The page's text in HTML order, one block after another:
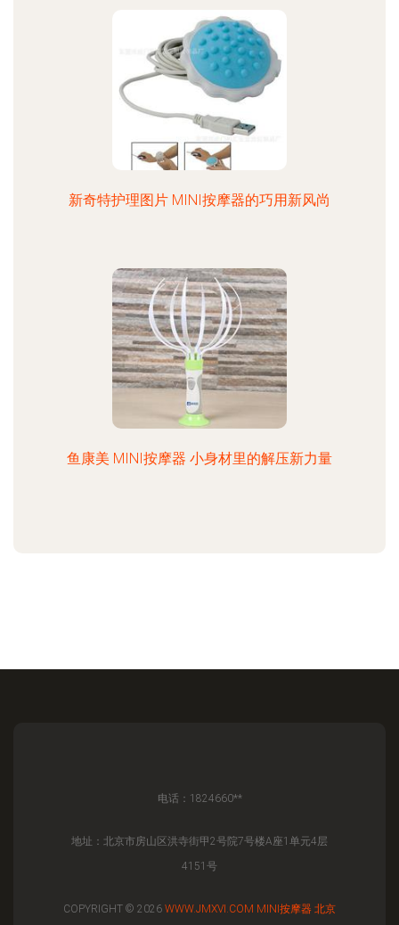
新奇特护理图片 MINI按摩器的巧用新风尚
鱼康美 MINI按摩器 小身材里的解压新力量
电话：1824660**
地址：北京市房山区洪寺街甲2号院7号楼A座1单元4层
4151号
COPYRIGHT © 2026 WWW.JMXVI.COM MINI按摩器 北京